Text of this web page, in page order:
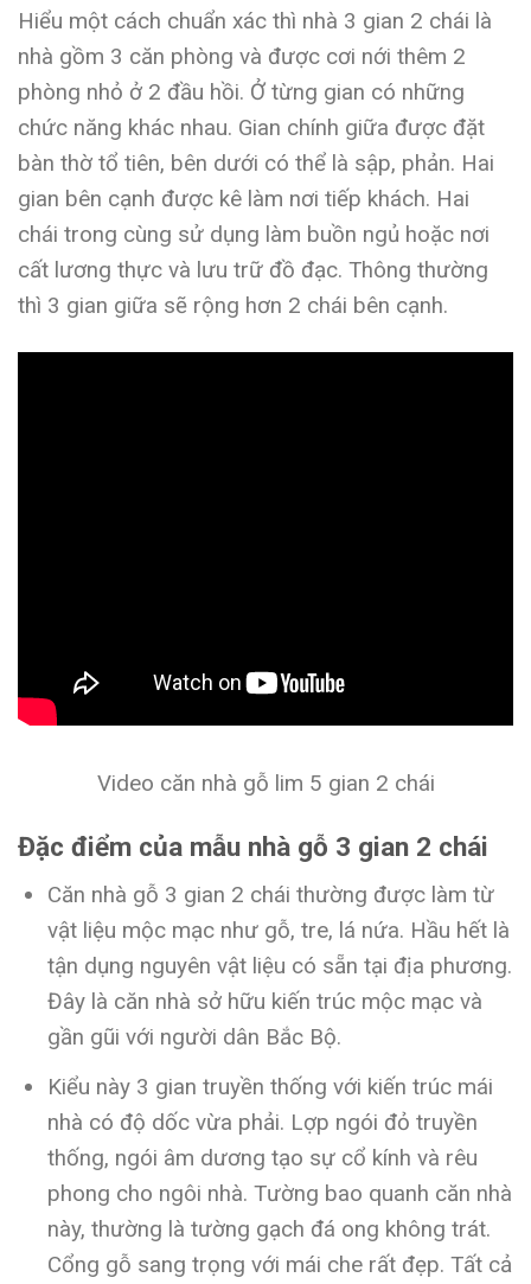
Hiểu một cách chuẩn xác thì nhà 3 gian 2 chái là
nhà gồm 3 căn phòng và được cơi nới thêm 2
phòng nhỏ ở 2 đầu hồi. Ở từng gian có những
chức năng khác nhau. Gian chính giữa được đặt
bàn thờ tổ tiên, bên dưới có thể là sập, phản. Hai
gian bên cạnh được kê làm nơi tiếp khách. Hai
chái trong cùng sử dụng làm buồn ngủ hoặc nơi
cất lương thực và lưu trữ đồ đạc. Thông thường
thì 3 gian giữa sẽ rộng hơn 2 chái bên cạnh.
Video căn nhà gỗ lim 5 gian 2 chái
Đặc điểm của mẫu nhà gỗ 3 gian 2 chái
Căn nhà gỗ 3 gian 2 chái thường được làm từ
vật liệu mộc mạc như gỗ, tre, lá nứa. Hầu hết là
tận dụng nguyên vật liệu có sẵn tại địa phương.
Đây là căn nhà sở hữu kiến trúc mộc mạc và
gần gũi với người dân Bắc Bộ.
Kiểu này 3 gian truyền thống với kiến trúc mái
nhà có độ dốc vừa phải. Lợp ngói đỏ truyền
thống, ngói âm dương tạo sự cổ kính và rêu
phong cho ngôi nhà. Tường bao quanh căn nhà
này, thường là tường gạch đá ong không trát.
Cổng gỗ sang trọng với mái che rất đẹp. Tất cả